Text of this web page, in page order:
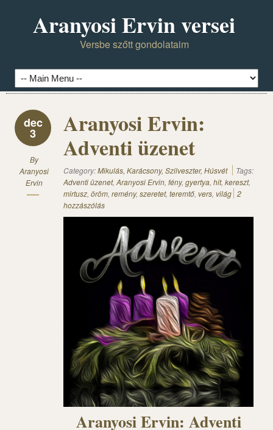
Aranyosi Ervin versei
Versbe szőtt gondolataim
dec
3
By
Aranyosi
Ervin
Aranyosi Ervin:
Adventi üzenet
Category:Mikulás, Karácsony, Szilveszter, Húsvét
Tags:
Adventi üzenet, Aranyosi Ervin, fény, gyertya, hit, kereszt,
mirtusz, öröm, remény, szeretet, teremtő, vers, világ 2
hozzászólás
Aranyosi Ervin: Adventi